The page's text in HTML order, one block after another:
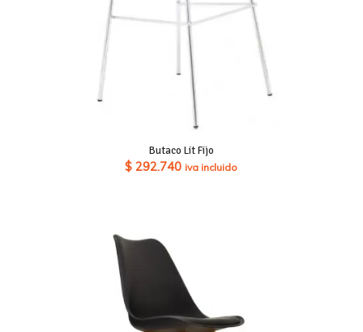
Butaco Lit Fijo
$ 292.740 iva incluido